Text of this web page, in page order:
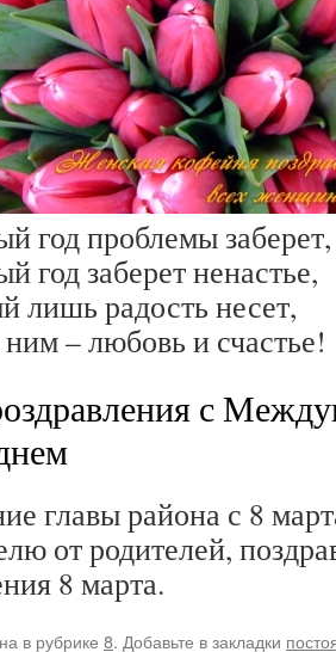
год проблемы заберет,
год заберет ненастье,
лишь радость несет,
– любовь и счастье!
с
главы района с 8
от родителей,
8 марта.
в рубрике 8. Добавьте в закладки